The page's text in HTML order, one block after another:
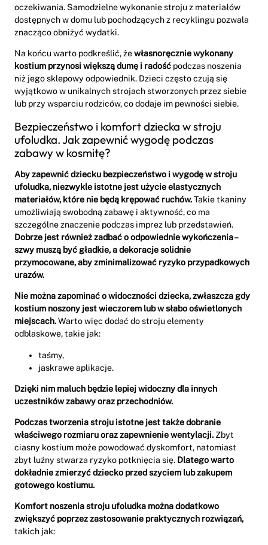
oczekiwania. Samodzielne wykonanie stroju z materiałów
dostępnych w domu lub pochodzących z recyklingu pozwala
znacząco obniżyć wydatki.
Na końcu warto podkreślić, żewłasnoręcznie wykonany
kostium przynosi większą dumę i radość podczas noszenia
niż jego sklepowy odpowiednik. Dzieci często czują się
wyjątkowo w unikalnych strojach stworzonych przez siebie
lub przy wsparciu rodziców, co dodaje im pewności siebie.
Bezpieczeństwo i komfort dziecka w stroju
ufoludka. Jak zapewnić wygodę podczas
zabawy w kosmitę?
Aby zapewnić dziecku bezpieczeństwo i wygodę w stroju
ufoludka, niezwykle istotne jest użycie elastycznych
materiałów, które nie będą krępować ruchów.Takie tkaniny
umożliwiają swobodną zabawę i aktywność, co ma
szczególne znaczenie podczas imprez lub przedstawień.
Dobrze jest również zadbać o odpowiednie wykończenia –
szwy muszą być gładkie, a dekoracje solidnie
przymocowane, aby zminimalizować ryzyko przypadkowych
urazów.
Nie można zapominać o widoczności dziecka, zwłaszcza gdy
kostium noszony jest wieczorem lub w słabo oświetlonych
miejscach.Warto więc dodać do stroju elementy
odblaskowe, takie jak:
taśmy,
jaskrawe aplikacje.
Dzięki nim maluch będzie lepiej widoczny dla innych
uczestników zabawy oraz przechodniów.
Podczas tworzenia stroju istotne jest także dobranie
właściwego rozmiaru oraz zapewnienie wentylacji. Zbyt
ciasny kostium może powodować dyskomfort, natomiast
zbyt luźny stwarza ryzyko potknięcia się. Dlatego warto
dokładnie zmierzyć dziecko przed szyciem lub zakupem
gotowego kostiumu.
Komfort noszenia stroju ufoludka można dodatkowo
zwiększyć poprzez zastosowanie praktycznych rozwiązań,
takich jak: